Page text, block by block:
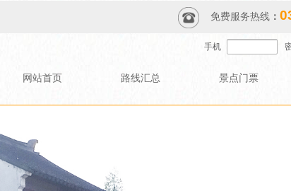
免费服务热线 ：
手机
网站首页 路线汇总 景点门票